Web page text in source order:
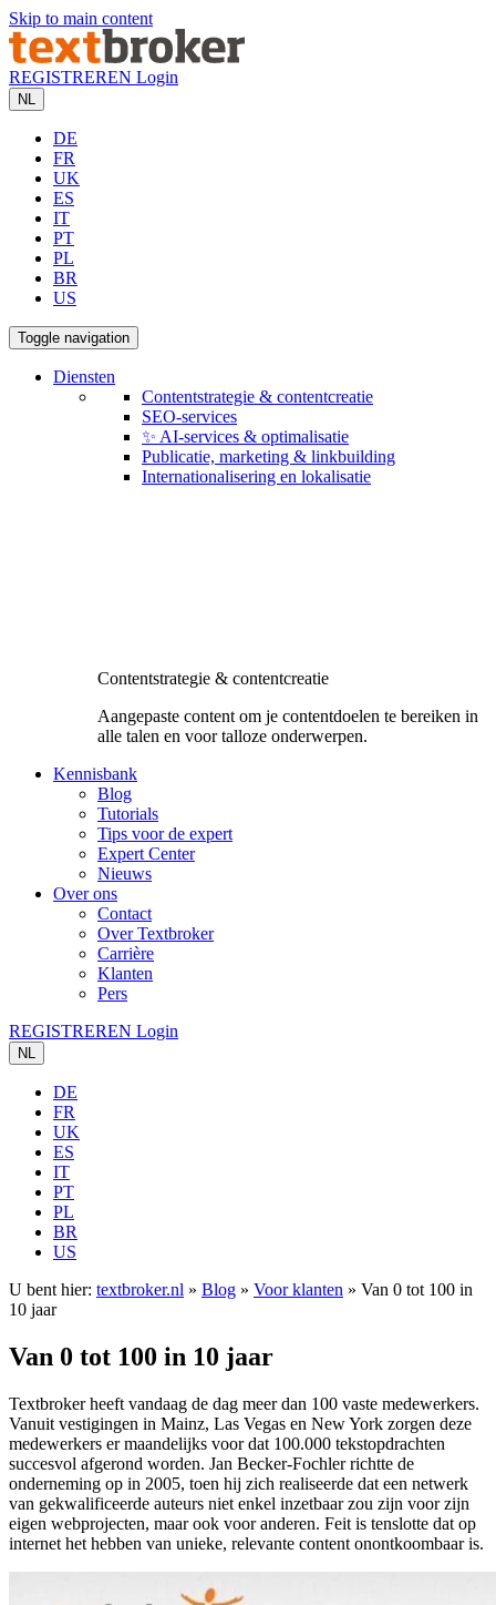
Skip to main content
REGISTREREN Login
NL
DE
FR
UK
ES
IT
PT
PL
BR
US
Toggle navigation
Diensten
Contentstrategie & contentcreatie
SEO-services
✨ AI-services & optimalisatie
Publicatie, marketing & linkbuilding
Internationalisering en lokalisatie
Contentstrategie & contentcreatie
Aangepaste content om je contentdoelen te bereiken in
alle talen en voor talloze onderwerpen.
Kennisbank
Blog
Tutorials
Tips voor de expert
Expert Center
Nieuws
Over ons
Contact
Over Textbroker
Carrière
Klanten
Pers
REGISTREREN Login
NL
DE
FR
UK
ES
IT
PT
PL
BR
US
U bent hier: textbroker.nl » Blog » Voor klanten » Van 0 tot 100 in
10 jaar
Van 0 tot 100 in 10 jaar
Textbroker heeft vandaag de dag meer dan 100 vaste medewerkers.
Vanuit vestigingen in Mainz, Las Vegas en New York zorgen deze
medewerkers er maandelijks voor dat 100.000 tekstopdrachten
succesvol afgerond worden. Jan Becker-Fochler richtte de
onderneming op in 2005, toen hij zich realiseerde dat een netwerk
van gekwalificeerde auteurs niet enkel inzetbaar zou zijn voor zijn
eigen webprojecten, maar ook voor anderen. Feit is tenslotte dat op
internet het hebben van unieke, relevante content onontkoombaar is.